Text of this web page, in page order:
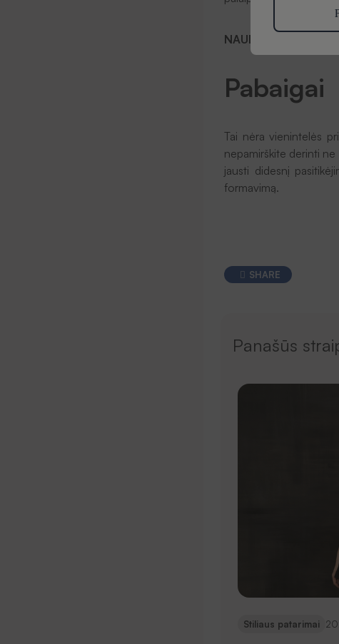
NAUDINGA: „Kaip
Pabaigai
Tai nėra vienintelės
nepamirškite derinti
jausti didesnį
formavimą.
SHARE
Panašūs
Stiliaus patarimai